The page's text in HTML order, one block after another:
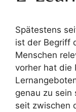
Spätestens
ist der Begriff
Menschen
vorher hat die
genau zu sein
seit zwischen